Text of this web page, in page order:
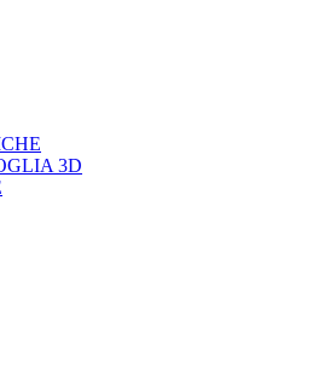
3D